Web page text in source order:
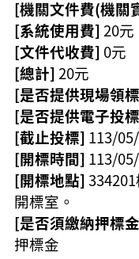
[機關文件費(機關
[系統使用費] 20元
[文件代收費] 0元
[總計] 20元
[是否提供現場領
[是否提供電子投
[截止投標] 113/
[開標時間] 113/
[開標地點]
開標室。
[是否須繳納押標
押標金